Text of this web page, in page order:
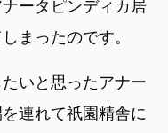
ータピンディカ居
まったのです。
いと思ったアナー
連れて祇園精舎に